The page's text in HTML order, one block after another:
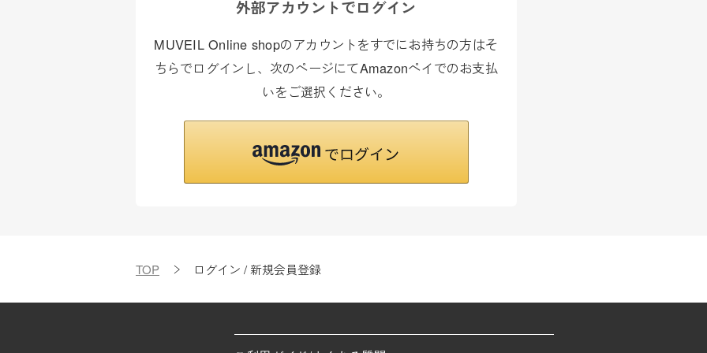
外部アカウントでログイン
MUVEIL Online shopのアカウントをすでにお持ちの方はそ
ちらでログインし、次のページにてAmazonペイでのお支払
いをご選択ください。
TOP ログイン / 新規会員登録